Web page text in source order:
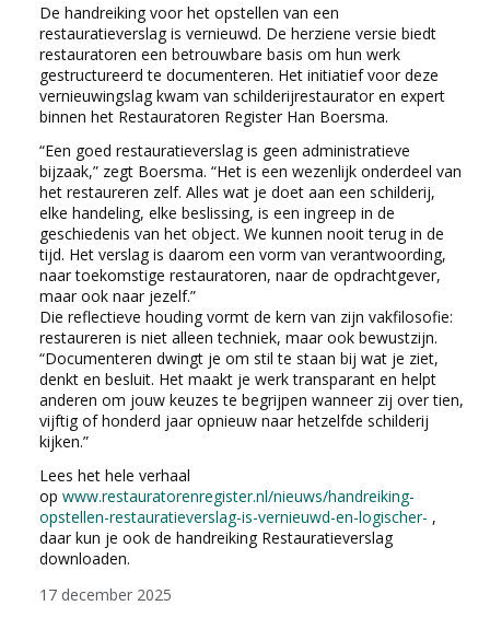
De handreiking voor het opstellen van een
restauratieverslag is vernieuwd. De herziene versie biedt
restauratoren een betrouwbare basis om hun werk
gestructureerd te documenteren. Het initiatief voor deze
vernieuwingslag kwam van schilderijrestaurator en expert
binnen het Restauratoren Register Han Boersma.
“Een goed restauratieverslag is geen administratieve
bijzaak,” zegt Boersma. “Het is een wezenlijk onderdeel van
het restaureren zelf. Alles wat je doet aan een schilderij,
elke handeling, elke beslissing, is een ingreep in de
geschiedenis van het object. We kunnen nooit terug in de
tijd. Het verslag is daarom een vorm van verantwoording,
naar toekomstige restauratoren, naar de opdrachtgever,
maar ook naar jezelf.”
Die reflectieve houding vormt de kern van zijn vakfilosofie:
restaureren is niet alleen techniek, maar ook bewustzijn.
“Documenteren dwingt je om stil te staan bij wat je ziet,
denkt en besluit. Het maakt je werk transparant en helpt
anderen om jouw keuzes te begrijpen wanneer zij over tien,
vijftig of honderd jaar opnieuw naar hetzelfde schilderij
kijken.”
Lees het hele verhaal
op www.restauratorenregister.nl/nieuws/handreiking-
opstellen-restauratieverslag-is-vernieuwd-en-logischer- ,
daar kun je ook de handreiking Restauratieverslag
downloaden.
17 december 2025